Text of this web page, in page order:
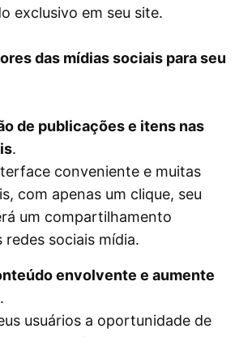
exclusivo em seu site.
das mídias sociais para seu
de publicações e itens nas
.
conveniente e muitas
com apenas um clique, seu
um compartilhamento
redes sociais mídia.
envolvente e aumente
.
usuários a oportunidade de